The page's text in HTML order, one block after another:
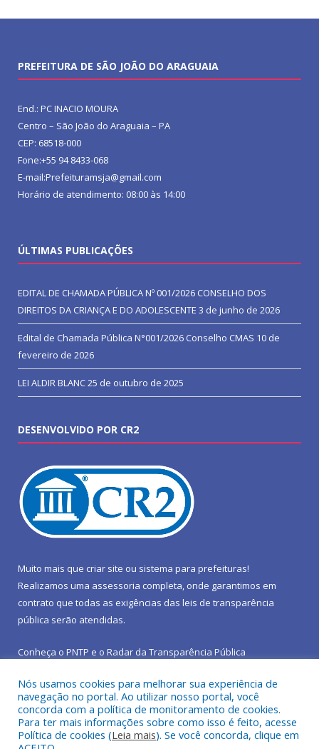
PREFEITURA DE SÃO JOÃO DO ARAGUAIA
End.: PC INACIO MOURA
Centro – São João do Araguaia – PA
CEP: 68518-000
Fone:+55 94 8433-068
E-mail:Prefeituramsja@gmail.com
Horário de atendimento: 08:00 às 14:00
ÚLTIMAS PUBLICAÇÕES
EDITAL DE CHAMADA PÚBLICA Nº 001/2026 CONSELHO DOS
DIREITOS DA CRIANÇA E DO ADOLESCENTE 3 de junho de 2026
Edital de Chamada Pública N°001/2026 Conselho CMAS 10 de
fevereiro de 2026
LEI ALDIR BLANC25 de outubro de 2025
DESENVOLVIDO POR CR2
Muito mais que criar site ou sistema para prefeituras!
Realizamos uma assessoria completa, onde garantimos em
contrato que todas as exigências das leis de transparência
pública serão atendidas.
Conheça o PNTP e o Radar da Transparência Pública
Todos os direitos reservados a Prefeitura Municipal de São João
do Araguaia.
Nós usamos cookies para melhorar sua experiência de
navegação no portal. Ao utilizar nosso portal, você
concorda com a política de monitoramento de cookies.
Para ter mais informações sobre como isso é feito, acesse
Política de cookies (Leia mais). Se você concorda, clique em